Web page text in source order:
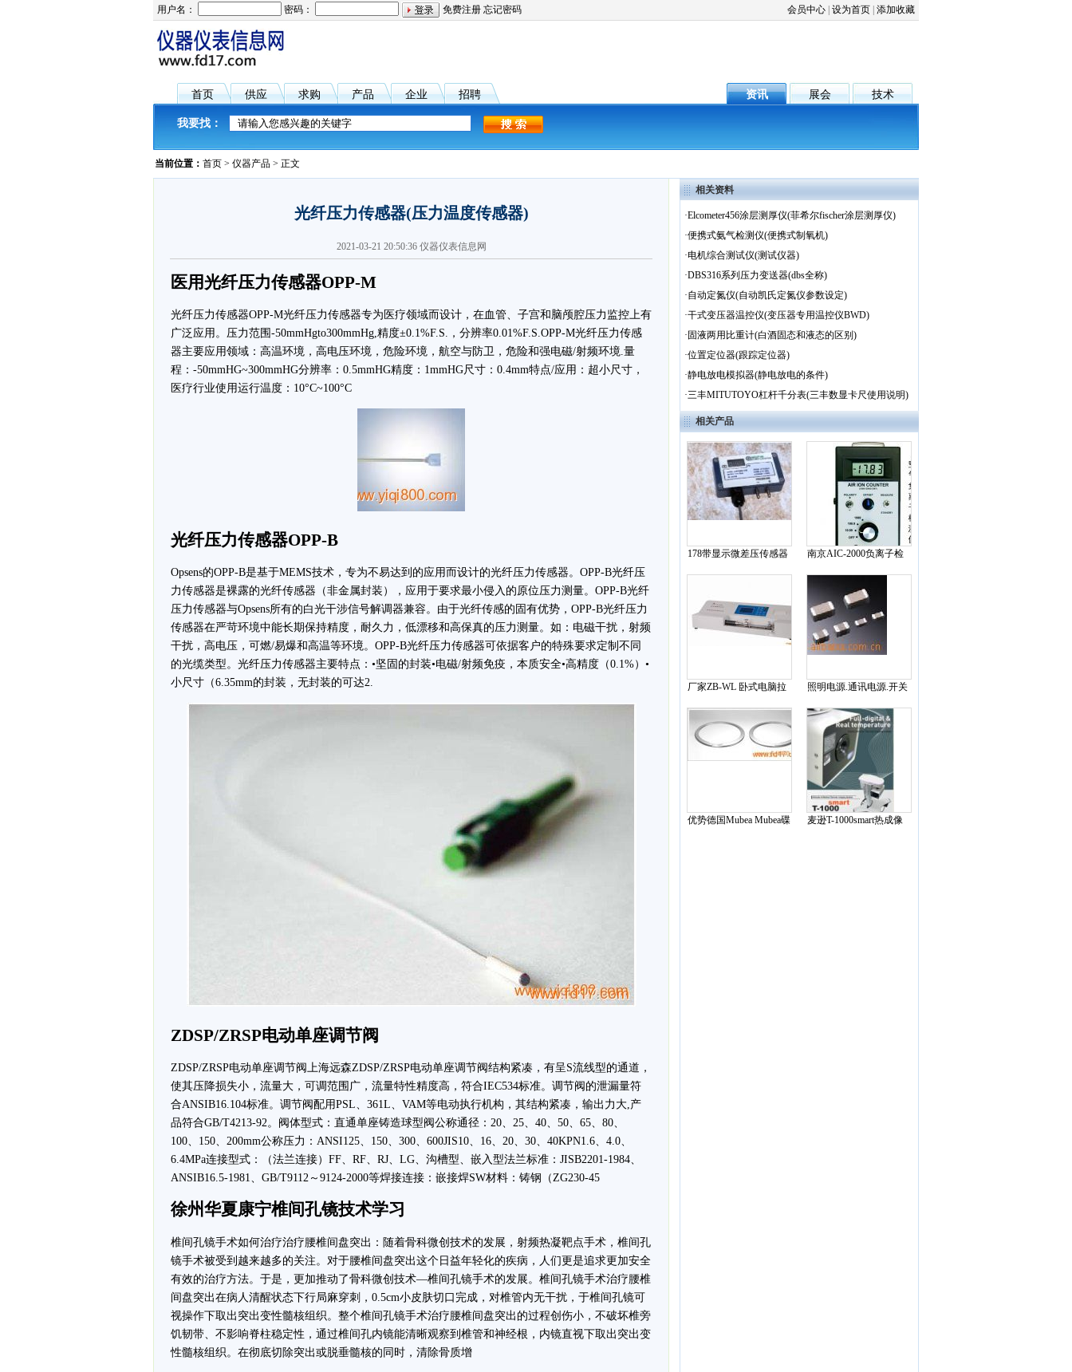
用户名： 密码： 免费注册 忘记密码 会员中心 设为首页 添加收藏
首页 供应 求购 产品 企业 招聘 资讯 展会 技术
我要找：
当前位置： 首页 > 仪器产品 > 正文
光纤压力传感器(压力温度传感器)
2021-03-21 20:50:36 仪器仪表信息网
医用光纤压力传感器OPP-M
光纤压力传感器OPP-M光纤压力传感器专为医疗领域而设计，在血管、子宫和脑颅腔压力监控上有
广泛应用。压力范围-50mmHgto300mmHg,精度±0.1%F.S.，分辨率0.01%F.S.OPP-M光纤压力传感
器主要应用领域：高温环境，高电压环境，危险环境，航空与防卫，危险和强电磁/射频环境.量
程：-50mmHG~300mmHG分辨率：0.5mmHG精度：1mmHG尺寸：0.4mm特点/应用：超小尺寸，
医疗行业使用运行温度：10°C~100°C
光纤压力传感器OPP-B
Opsens的OPP-B是基于MEMS技术，专为不易达到的应用而设计的光纤压力传感器。OPP-B光纤压
力传感器是裸露的光纤传感器（非金属封装），应用于要求最小侵入的原位压力测量。OPP-B光纤
压力传感器与Opsens所有的白光干涉信号解调器兼容。由于光纤传感的固有优势，OPP-B光纤压力
传感器在严苛环境中能长期保持精度，耐久力，低漂移和高保真的压力测量。如：电磁干扰，射频
干扰，高电压，可燃/易爆和高温等环境。OPP-B光纤压力传感器可依据客户的特殊要求定制不同
的光缆类型。光纤压力传感器主要特点：•坚固的封装•电磁/射频免疫，本质安全•高精度（0.1%）•
小尺寸（6.35mm的封装，无封装的可达2.
ZDSP/ZRSP电动单座调节阀
ZDSP/ZRSP电动单座调节阀上海远森ZDSP/ZRSP电动单座调节阀结构紧凑，有呈S流线型的通道，
使其压降损失小，流量大，可调范围广，流量特性精度高，符合IEC534标准。调节阀的泄漏量符
合ANSIB16.104标准。调节阀配用PSL、361L、VAM等电动执行机构，其结构紧凑，输出力大,产
品符合GB/T4213-92。阀体型式：直通单座铸造球型阀公称通径：20、25、40、50、65、80、
100、150、200mm公称压力：ANSI125、150、300、600JIS10、16、20、30、40KPN1.6、4.0、
6.4MPa连接型式：（法兰连接）FF、RF、RJ、LG、沟槽型、嵌入型法兰标准：JISB2201-1984、
ANSIB16.5-1981、GB/T9112～9124-2000等焊接连接：嵌接焊SW材料：铸钢（ZG230-45
徐州华夏康宁椎间孔镜技术学习
椎间孔镜手术如何治疗治疗腰椎间盘突出：随着骨科微创技术的发展，射频热凝靶点手术，椎间孔
镜手术被受到越来越多的关注。对于腰椎间盘突出这个日益年轻化的疾病，人们更是追求更加安全
有效的治疗方法。于是，更加推动了骨科微创技术—椎间孔镜手术的发展。椎间孔镜手术治疗腰椎
间盘突出在病人清醒状态下行局麻穿刺，0.5cm小皮肤切口完成，对椎管内无干扰，于椎间孔镜可
视操作下取出突出变性髓核组织。整个椎间孔镜手术治疗腰椎间盘突出的过程创伤小，不破坏椎旁
饥韧带、不影响脊柱稳定性，通过椎间孔内镜能清晰观察到椎管和神经根，内镜直视下取出突出变
性髓核组织。在彻底切除突出或脱垂髓核的同时，清除骨质增
相关资料
·Elcometer456涂层测厚仪(菲希尔fischer涂层测厚仪)
·便携式氨气检测仪(便携式制氧机)
·电机综合测试仪(测试仪器)
·DBS316系列压力变送器(dbs全称)
·自动定氮仪(自动凯氏定氮仪参数设定)
·干式变压器温控仪(变压器专用温控仪BWD)
· 固液两用比重计(白酒固态和液态的区别)
·位置定位器(跟踪定位器)
·静电放电模拟器(静电放电的条件)
·三丰MITUTOYO杠杆千分表(三丰数显卡尺使用说明)
相关产品
178带显示微差压传感器
南京AIC-2000负离子检
厂家ZB-WL 卧式电脑拉
照明电源.通讯电源.开关
贴片电容
优势德国Mubea Mubea碟
麦逊T-1000smart热成像